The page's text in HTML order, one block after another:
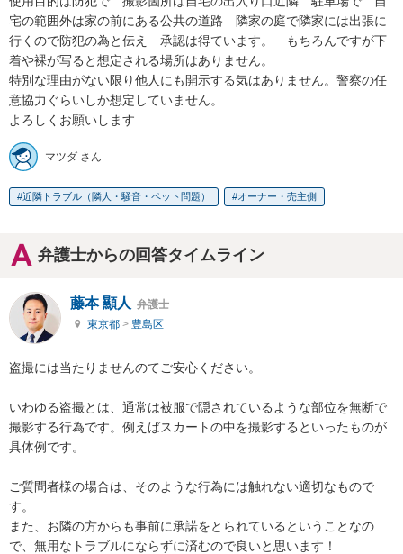
宅の範囲外は家の前にある公共の道路　隣家の庭で隣家には出張に
行くので防犯の為と伝え　承認は得ています。　もちろんですが下
着や裸が写ると想定される場所はありません。
特別な理由がない限り他人にも開示する気はありません。警察の任
意協力ぐらいしか想定していません。
よろしくお願いします
マツダ さん
近隣トラブル（隣人・騒音・ペット問題） オーナー・売主側
弁護士からの回答タイムライン
藤本 顯人 弁護士
東京都 > 豊島区
盗撮には当たりませんのてご安心ください。
いわゆる盗撮とは、通常は被服で隠されているような部位を無断で
撮影する行為です。例えばスカートの中を撮影するといったものが
具体例です。
ご質問者様の場合は、そのような行為には触れない適切なもので
す。
また、お隣の方からも事前に承諾をとられているということなの
で、無用なトラブルにならずに済むので良いと思います！